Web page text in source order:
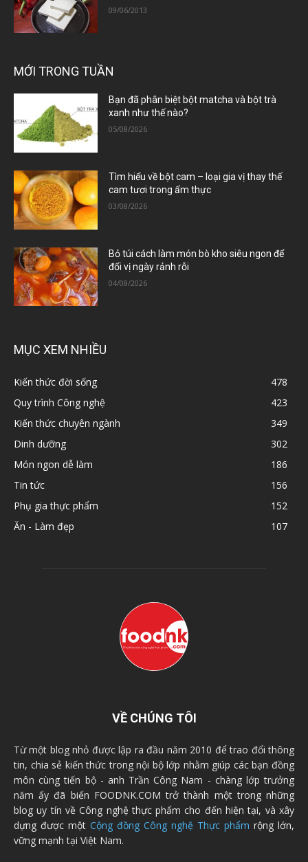
09/06/2013
MỚI TRONG TUẦN
Bạn đã phân biệt bột matcha và bột trà
xanh như thế nào?
05/08/2026
Tìm hiểu về bột cam – loại gia vị thay thế
cam tươi trong ẩm thực
03/08/2026
Bỏ túi cách làm món bò kho siêu ngon để
đổi vị ngày rảnh rỗi
04/08/2026
MỤC XEM NHIỀU
Kiến thức đời sống
478
Quy trình Công nghệ
423
Kiến thức chuyên ngành
349
Dinh dưỡng
302
Món ngon dễ làm
186
Tin tức
156
Phụ gia thực phẩm
152
Ăn - Làm đẹp
107
VỀ CHÚNG TÔI
Từ một blog nhỏ được lập ra đầu năm 2010 để trao đổi thông
tin, chia sẻ kiến thức trong nội bộ lớp nhằm giúp các bạn đồng
môn cùng tiến bộ - anh Trần Công Nam - chàng lớp trưởng
năm ấy đã biến FOODNK.COM trở thành một trong những
blog uy tín về Công nghệ thực phẩm cho đến hiện tại, và xây
dựng được một Cộng đồng Công nghệ Thực phẩm rộng lớn,
vững mạnh tại Việt Nam.